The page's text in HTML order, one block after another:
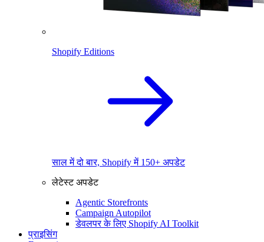
Shopify Editions
साल में दो बार, Shopify में 150+ अपडेट
लेटेस्ट अपडेट
Agentic Storefronts
Campaign Autopilot
डेवलपर के लिए Shopify AI Toolkit
प्राइसिंग